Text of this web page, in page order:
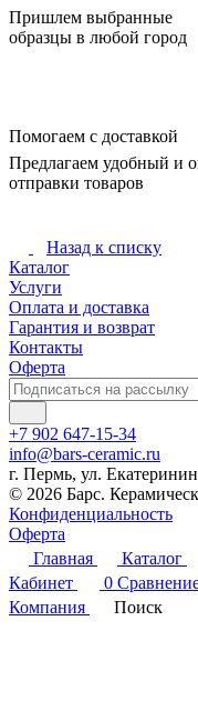
Пришлем выбранные
образцы в любой город
Помогаем с доставкой
Предлагаем удобный и
отправки товаров
Назад к списку
Каталог
Услуги
Оплата и доставка
Гарантия и возврат
Контакты
Оферта
+7 902 647-15-34
info@bars-ceramic.ru
г. Пермь, ул.
© 2026 Барс.
Конфиденциальность
Оферта
Главная
Каталог
Кабинет
0
Компания
Поиск